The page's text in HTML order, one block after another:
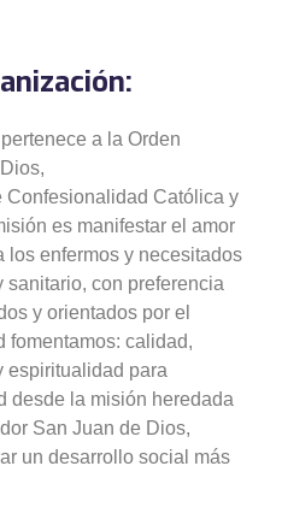
a la Orden
Católica y
es manifestar el amor
los enfermos y necesitados
con preferencia
y orientados por el
fomentamos: calidad,
espiritualidad para
desde la misión heredada
San Juan de Dios,
un desarrollo social más